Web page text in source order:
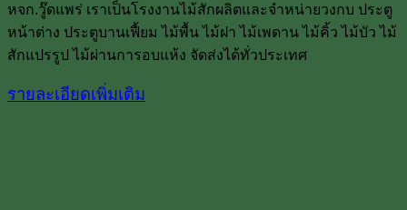
หจก.วู๊ดแพร่ เราเป็นโรงงานไม้สักผลิตและจำหน่ายวงกบ ประตู
หน้าต่าง ประตูบานเฟื้ยม ไม้พื้น ไม้ฝา ไม้เพดาน ไม้คิ้ว ไม้บัว ไม้
สักแปรรูป ไม้ผ่านการอบแห้ง จัดส่งได้ทั่วประเทศ
รายละเอียดเพิ่มเติม